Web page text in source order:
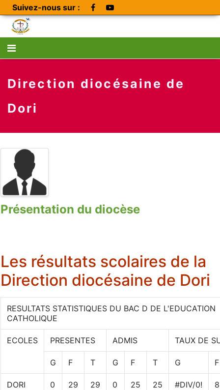
Suivez-nous sur :
Direction diocésaine de
Dori
Présentation du diocèse
Les résultats scolaires de la
Direction diocésaine de Dori
RESULTATS STATISTIQUES DU BAC D DE L'EDUCATION
CATHOLIQUE
ECOLES PRESENTES ADMIS TAUX DE
G F T G F T G F
DORI 0 29 29 0 25 25 #DIV/0!